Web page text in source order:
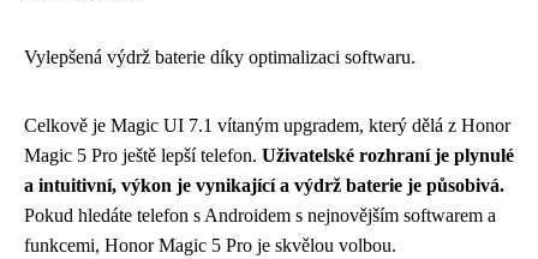
Vylepšená výdrž baterie díky optimalizaci softwaru.
Celkově je Magic UI 7.1 vítaným upgradem, který dělá z Honor
Magic 5 Pro ještě lepší telefon. Uživatelské rozhraní je plynulé
a intuitivní, výkon je vynikající a výdrž baterie je působivá.
Pokud hledáte telefon s Androidem s nejnovějším softwarem a
funkcemi, Honor Magic 5 Pro je skvělou volbou.